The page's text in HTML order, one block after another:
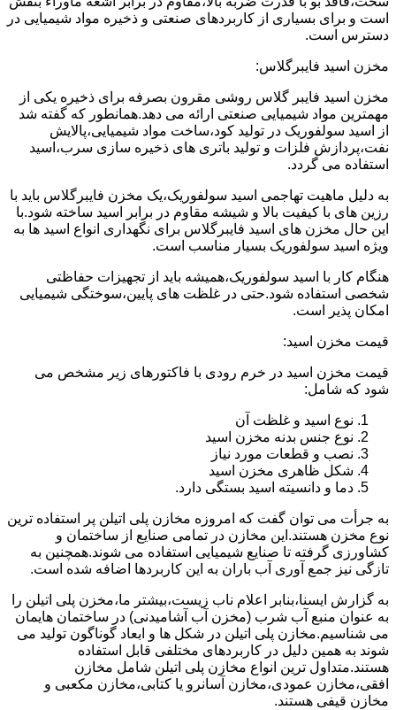
است و برای بسیاری از کاربردهای صنعتی و ذخیره مواد شیمیایی در
دسترس است.
مخزن اسید فایبرگلاس:
مخزن اسید فایبر گلاس روشی مقرون بصرفه برای ذخیره یکی از
مهمترین مواد شیمیایی صنعتی ارائه می دهد.همانطور که گفته شد
از اسید سولفوریک در تولید کود،ساخت مواد شیمیایی،پالایش
نفت،پردازش فلزات و تولید باتری های ذخیره سازی سرب،اسید
استفاده می گردد.
به دلیل ماهیت تهاجمی اسید سولفوریک،یک مخزن فایبرگلاس باید با
رزین های با کیفیت بالا و شیشه مقاوم در برابر اسید ساخته شود.با
این حال مخزن های اسید فایبرگلاس برای نگهداری انواع اسید ها به
ویژه اسید سولفوریک بسیار مناسب است.
هنگام کار با اسید سولفوریک،همیشه باید از تجهیزات حفاظتی
شخصی استفاده شود.حتی در غلظت های پایین،سوختگی شیمیایی
امکان پذیر است.
قیمت مخزن اسید:
قیمت مخزن اسید در خرم رودی با فاکتورهای زیر مشخص می
شود که شامل:
نوع اسید و غلظت آن
نوع جنس بدنه مخزن اسید
نصب و قطعات مورد نیاز
شکل ظاهری مخزن اسید
دما و دانسیته اسید بستگی دارد.
به جرأت می توان گفت که امروزه مخازن پلی اتیلن پر استفاده ترین
نوع مخزن هستند.این مخازن در تمامی صنایع از ساختمان و
کشاورزی گرفته تا صنایع شیمیایی استفاده می شوند.همچنین به
تازگی نیز جمع آوری آب باران به این کاربردها اضافه شده است.
به گزارش ایسنا،بنابر اعلام ناب زیست،بیشتر ما،مخزن پلی اتیلن را
به عنوان منبع آب شرب (مخزن آب آشامیدنی) در ساختمان هایمان
می شناسیم.مخازن پلی اتیلن در شکل ها و ابعاد گوناگون تولید می
شوند به همین دلیل در کاربردهای مختلفی قابل استفاده
هستند.متداول ترین انواع مخازن پلی اتیلن شامل مخازن
افقی،مخازن عمودی،مخازن آسانرو یا کتابی،مخازن مکعبی و
مخازن قیفی هستند.